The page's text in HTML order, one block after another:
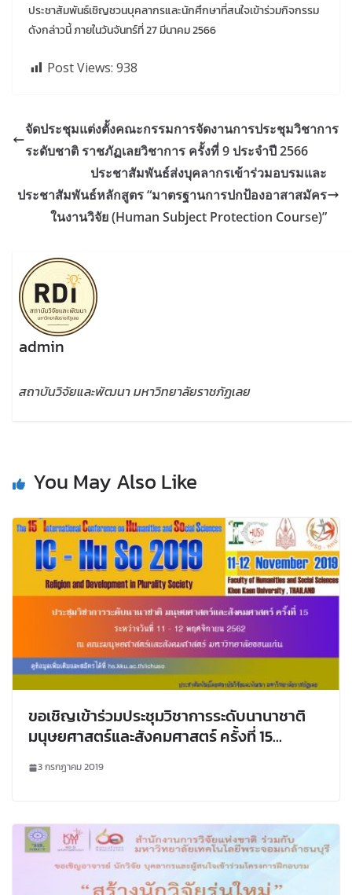
ประชาสัมพันธ์เชิญชวนบุคลากรและนักศึกษาที่สนใจเข้าร่วมกิจกรรม
ดังกล่าวนี้ ภายในวันจันทร์ที่ 27 มีนาคม 2566
Post Views: 938
จัดประชุมแต่งตั้งคณะกรรมการจัดงานการประชุมวิชาการ
ระดับชาติ ราชภัฏเลยวิชาการ ครั้งที่ 9 ประจำปี 2566
ประชาสัมพันธ์ส่งบุคลากรเข้าร่วมอบรมและ
ประชาสัมพันธ์หลักสูตร “มาตรฐานการปกป้องอาสาสมัคร
ในงานวิจัย (Human Subject Protection Course)”
admin
สถาบันวิจัยและพัฒนา มหาวิทยาลัยราชภัฏเลย
You May Also Like
ขอเชิญเข้าร่วมประชุมวิชาการระดับนานาชาติ
มนุษยศาสตร์และสังคมศาสตร์ ครั้งที่ 15
3 กรกฎาคม 2019